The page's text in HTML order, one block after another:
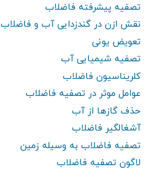
تصفیه پیشرفته فاضلاب
نقش ازن در گندزدایی آب و فاضلاب
تعویض یونی
تصفیه شیمیایی آب
کلریناسیون فاضلاب
عوامل موثر در تصفیه فاضلاب
حذف گازها از آب
آشغالگیر فاضلاب
تصفیه فاضلاب به وسیله زمین
لاگون تصفیه فاضلاب